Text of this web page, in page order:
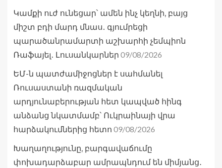
Կամքի ուժ ունեցար՝ ամեն ինչ կեղնի, բայց
միշտ բդի մարդ մնաս․ գյումրեցի
պարածանրամարտի աշխարհի չեմպիոն
Ռաֆայել․ Լուսանկարներ 09/08/2026
ԵՄ-ն պատժամիջոցներ է սահմանել
Ռուսաստանի ռազմական
արդյունաբերության հետ կապված հինգ
անձանց նկատմամբ՝ Ուկրաինայի վրա
հարձակումներից հետո 09/08/2026
Խաղաղությունը, բարգավաճումը
փոխադարձաբար ամրապնդում են միմյանց․